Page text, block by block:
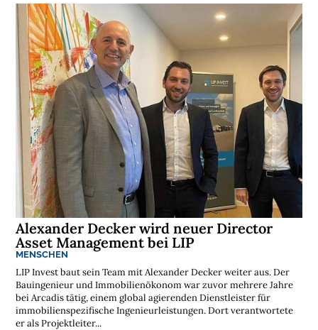
o
n
n
i
e
r
e
n
Alexander Decker wird neuer Director
Asset Management bei LIP
MENSCHEN
LIP Invest baut sein Team mit Alexander Decker weiter aus. Der
Bauingenieur und Immobilienökonom war zuvor mehrere Jahre
bei Arcadis tätig, einem global agierenden Dienstleister für
immobilienspezifische Ingenieurleistungen. Dort verantwortete
er als Projektleiter...